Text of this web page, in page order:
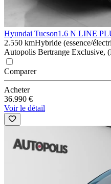
Hyundai Tucson1.6 N LINE
2.550 kmHybride (essence/
Autopolis Bertrange Exclusive,
Comparer
Acheter
36.990 €
Voir le détail